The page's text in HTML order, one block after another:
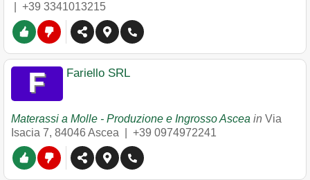
+39 3341013215
Fariello SRL
Materassi a Molle - Produzione e Ingrosso Ascea in Via
Isacia 7, 84046 Ascea +39 0974972241